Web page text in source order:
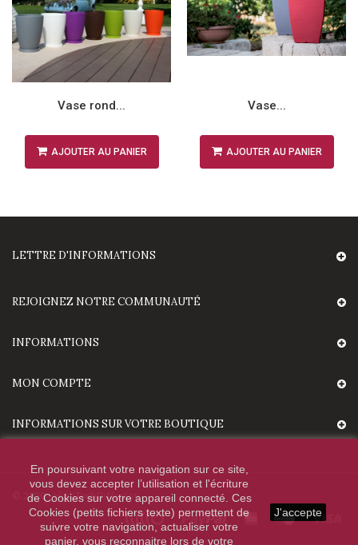
Vase rond...
AJOUTER AU PANIER
Vase...
AJOUTER AU PANIER
LETTRE D'INFORMATIONS
REJOIGNEZ NOTRE COMMUNAUTÉ
INFORMATIONS
MON COMPTE
INFORMATIONS SUR VOTRE BOUTIQUE
En poursuivant votre navigation sur ce site,
vous devez accepter l’utilisation et l'écriture
de Cookies sur votre appareil connecté. Ces
Cookies (petits fichiers texte) permettent de
suivre votre navigation, actualiser votre
panier, vous reconnaitre lors de votre
J'accepte
© 2020 - HighTechDiffusion.